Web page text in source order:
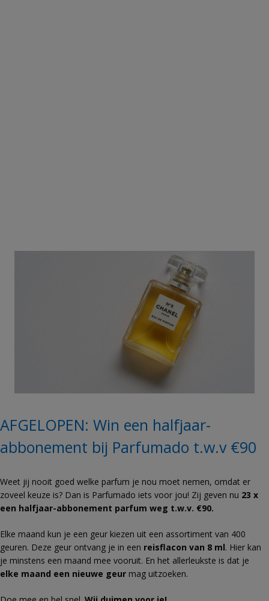
AFGELOPEN: Win een halfjaar-
abbonement bij Parfumado t.w.v €90
Weet jij nooit goed welke parfum je nou moet nemen, omdat er
zoveel keuze is? Dan is Parfumado iets voor jou! Zij geven nu 23 x
een halfjaar-abbonement parfum weg t.w.v. €90.
Elke maand kun je een geur kiezen uit een assortiment van 400
geuren. Deze geur ontvang je in een reisflacon van 8 ml. Hier kan
je minstens een maand mee vooruit. En het allerleukste is dat je
elke maand een nieuwe geur mag uitzoeken.